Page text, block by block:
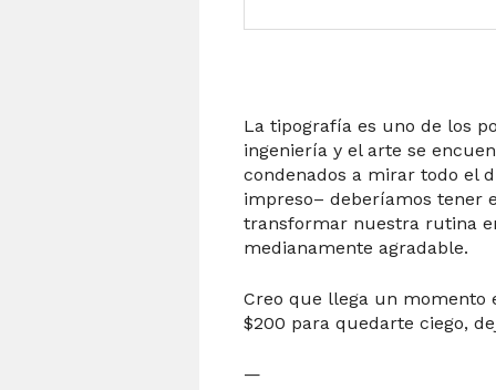
La tipografía es uno de los
ingeniería y el arte se
condenados a mirar todo el
impreso– deberíamos tener
transformar nuestra rutina
medianamente agradable.
Creo que llega un momento
$200 para quedarte ciego,
—